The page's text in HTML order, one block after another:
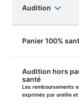
Audition
Panier 100%
Audition hors
santé
Les remboursements
exprimés par oreille et